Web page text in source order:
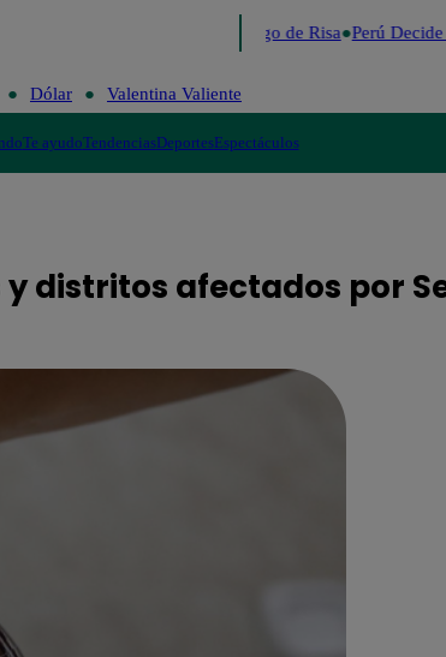
Me Caigo de Risa Perú Decide
Dólar Valentina Valiente
Te ayudoTendenciasDeportesEspectáculos
distritos afectados por